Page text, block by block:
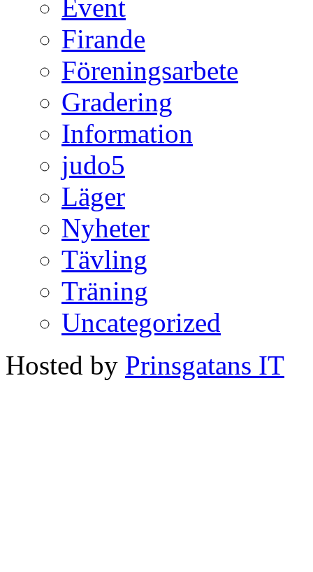
Event
Firande
Föreningsarbete
Gradering
Information
judo5
Läger
Nyheter
Tävling
Träning
Uncategorized
Hosted by Prinsgatans IT